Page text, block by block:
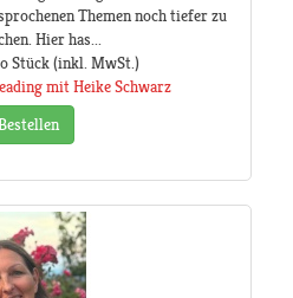
Themen noch tiefer zu
Hier has...
Stück(inkl. MwSt.)
mit Heike Schwarz